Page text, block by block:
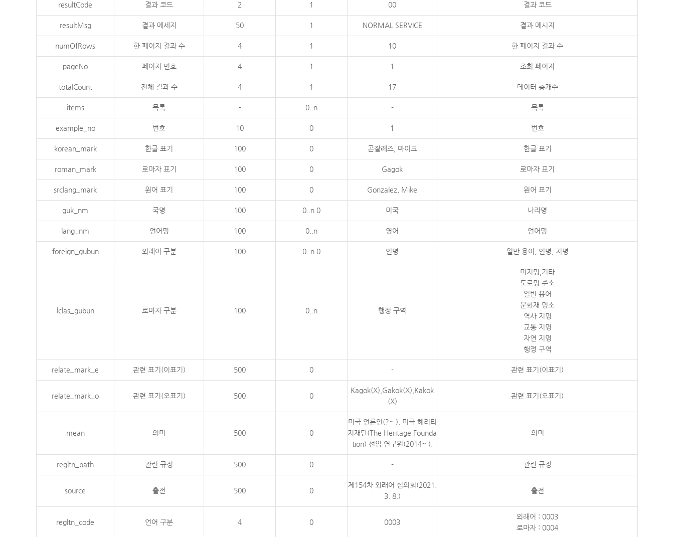
resultCode 결과 코드 2 1 00 결과 코드
resultMsg 결과 메세지 50 1 NORMAL SERVICE 결과 메시지
numOfRows 한 페이지 결과 수 4 1 10 한 페이지 결과 수
pageNo 페이지 번호 4 1 1 조회 페이지
totalCount 전체 결과 수 4 1 17 데이터 총개수
items 목록 - 0..n - 목록
example_no 번호 10 0 1 번호
korean_mark 한글 표기 100 0 곤잘레즈, 마이크 한글 표기
roman_mark 로마자 표기 100 0 Gagok 로마자 표기
srclang_mark 원어 표기 100 0 Gonzalez, Mike 원어 표기
guk_nm 국명 100 0..n 0 미국 나라명
lang_nm 언어명 100 0..n 영어 언어명
foreign_gubun 외래어 구분 100 0..n 0 인명 일반 용어, 인명, 지명
lclas_gubun 로마자 구분 100 0..n 행정 구역
미지명,기타
도로명 주소
일반 용어
문화재 명소
역사 지명
교통 지명
자연 지명
행정 구역
relate_mark_e 관련 표기(이표기) 500 0 - 관련 표기(이표기)
relate_mark_o 관련 표기(오표기) 500 0
Kagok(X),Gakok(X),Kakok
(X)
관련 표기(오표기)
mean 의미 500 0
미국 언론인(?~ ). 미국 헤리티
지재단(The Heritage Founda
tion) 선임 연구원(2014~ ).
의미
regltn_path 관련 규정 500 0 - 관련 규정
source 출전 500 0
제154차 외래어 심의회(2021.
3. 8.)
출전
regltn_code 언어 구분 4 0 0003
외래어 : 0003
로마자 : 0004